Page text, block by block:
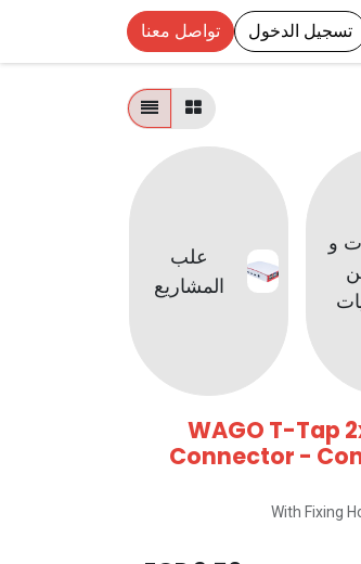
تسجيل الدخول تواصل معنا
و
علب
المشاريع
WAGO T-Tap
Connector -
With Fixing